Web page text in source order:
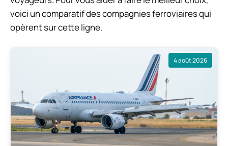
voici un comparatif des compagnies ferroviaires qui
opèrent sur cette ligne.
4 août 2026